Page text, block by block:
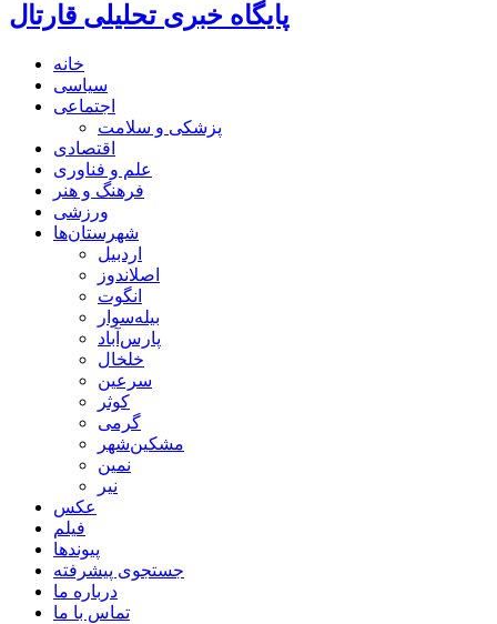
پایگاه خبری تحلیلی قارتال
خانه
سیاسی
اجتماعی
پزشکی و سلامت
اقتصادی
علم و فناوری
فرهنگ و هنر
ورزشی
شهرستان‌ها
اردبیل
اصلاندوز
انگوت
بیله‌سوار
پارس‌آباد
خلخال
سرعین
کوثر
گرمی
مشکین‌شهر
نمین
نیر
عکس
فیلم
پیوندها
جستجوی پیشرفته
درباره ما
تماس با ما